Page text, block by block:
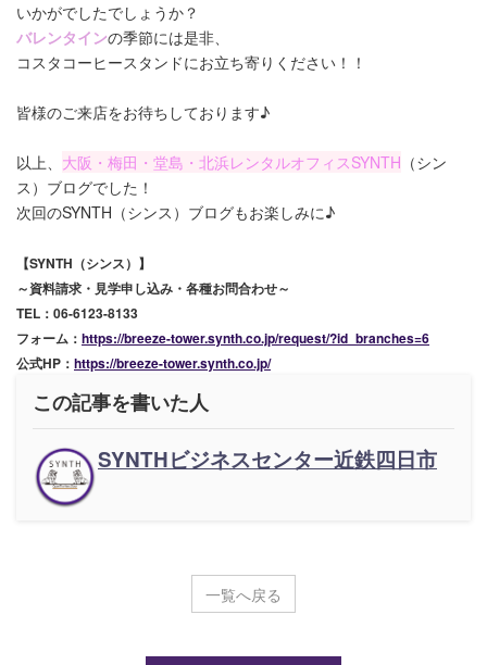
いかがでしたでしょうか？
バレンタインの季節には是非、
コスタコーヒースタンドにお立ち寄りください！！
皆様のご来店をお待ちしております♪
以上、 大阪・梅田・堂島・北浜レンタルオフィスSYNTH （シン
ス）ブログでした！
次回のSYNTH（シンス）ブログもお楽しみに♪
【SYNTH（シンス）】
～資料請求・見学申し込み・各種お問合わせ～
TEL：06-6123-8133
フォーム： https://breeze-tower.synth.co.jp/request/?id_branches=6
公式HP： https://breeze-tower.synth.co.jp/
この記事を書いた人
SYNTHビジネスセンター近鉄四日市
一覧へ戻る